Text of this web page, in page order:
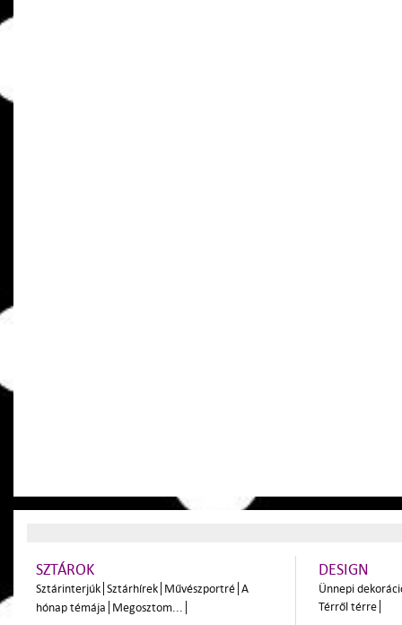
SZTÁROK
Sztárinterjúk Sztárhírek Művészportré A
hónap témája Megosztom...
DESIGN
Ünnepi
Térről térre